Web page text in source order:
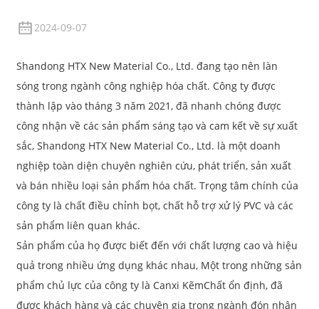
2024-09-07
Shandong HTX New Material Co., Ltd. đang tạo nên làn
sóng trong ngành công nghiệp hóa chất. Công ty được
thành lập vào tháng 3 năm 2021, đã nhanh chóng được
công nhận về các sản phẩm sáng tạo và cam kết về sự xuất
sắc, Shandong HTX New Material Co., Ltd. là một doanh
nghiệp toàn diện chuyên nghiên cứu, phát triển, sản xuất
và bán nhiều loại sản phẩm hóa chất. Trọng tâm chính của
công ty là chất điều chỉnh bọt, chất hỗ trợ xử lý PVC và các
sản phẩm liên quan khác.
Sản phẩm của họ được biết đến với chất lượng cao và hiệu
quả trong nhiều ứng dụng khác nhau, Một trong những sản
phẩm chủ lực của công ty là Canxi KẽmChất ổn định, đã
được khách hàng và các chuyên gia trong ngành đón nhận